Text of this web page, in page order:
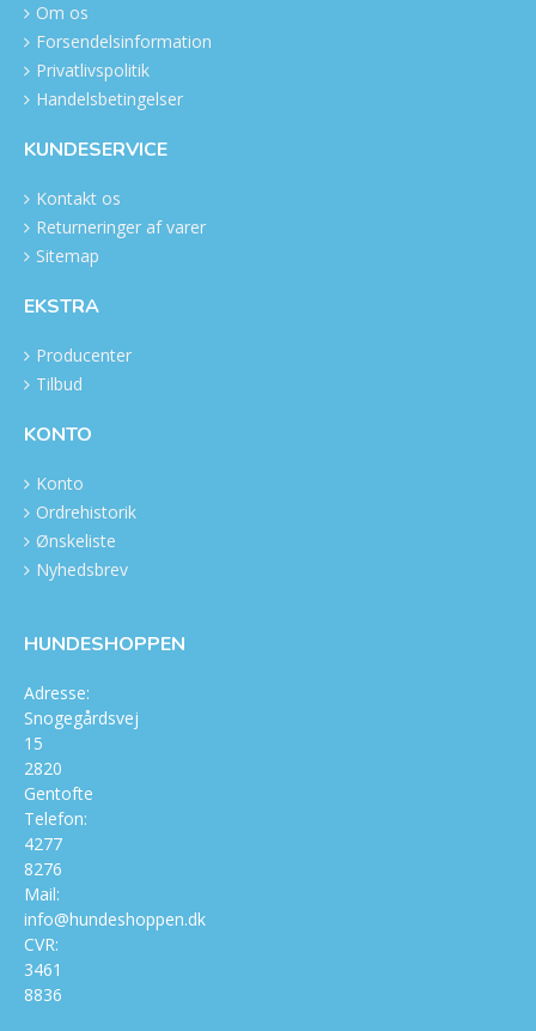
Om os
Forsendelsinformation
Privatlivspolitik
Handelsbetingelser
KUNDESERVICE
Kontakt os
Returneringer af varer
Sitemap
EKSTRA
Producenter
Tilbud
KONTO
Konto
Ordrehistorik
Ønskeliste
Nyhedsbrev
HUNDESHOPPEN
Adresse:
Snogegårdsvej
15
2820
Gentofte
Telefon:
4277
8276
Mail:
info@hundeshoppen.dk
CVR:
3461
8836